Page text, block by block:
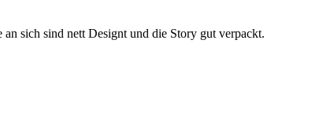
sich sind nett Designt und die Story gut verpackt.